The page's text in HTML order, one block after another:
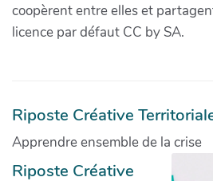
coopèrent entre elles et
licence par défaut CC by SA.
Riposte Créative
Apprendre ensemble de la crise
Riposte Créative